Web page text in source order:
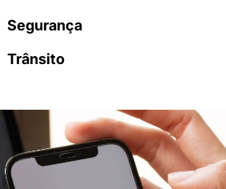
Segurança
Trânsito